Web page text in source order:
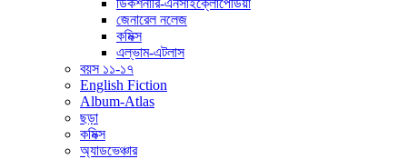
জেনারেল নলেজ
কমিক্স
এল্ভাম-এটলাস
বয়স ১১-১৭
English Fiction
Album-Atlas
ছড়া
কমিক্স
অ্যাডভেঞ্চার